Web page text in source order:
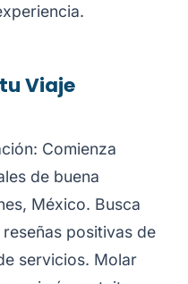
Viaje
Comienza
de buena
México. Busca
positivas de
servicios. Molar